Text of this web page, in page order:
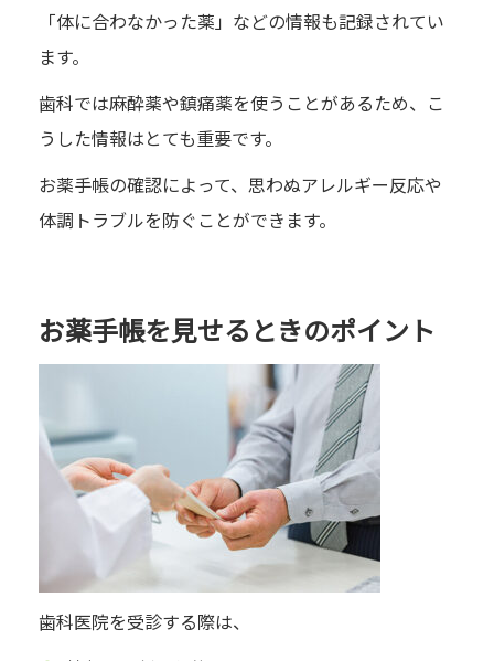
「体に合わなかった薬」などの情報も記録されてい
ます。
歯科では麻酔薬や鎮痛薬を使うことがあるため、こ
うした情報はとても重要です。
お薬手帳の確認によって、思わぬアレルギー反応や
体調トラブルを防ぐことができます。
お薬手帳を見せるときのポイント
歯科医院を受診する際は、